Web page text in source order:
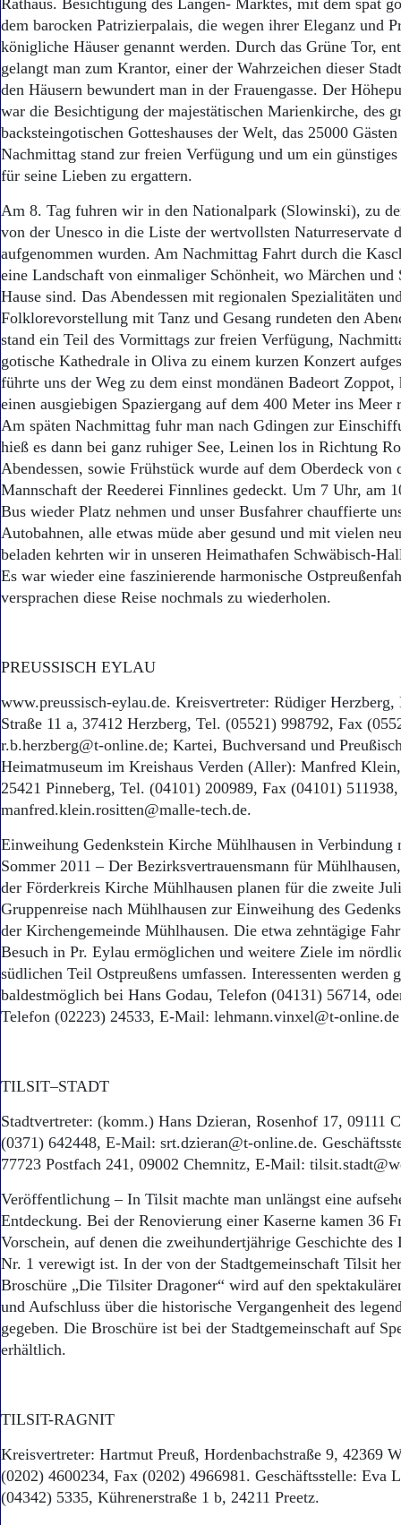
Rathaus. Besichtigung des Langen- Marktes, mit dem spät
dem barocken Patrizierpalais, die wegen ihrer Eleganz und
königliche Häuser genannt werden. Durch das Grüne Tor,
gelangt man zum Krantor, einer der Wahrzeichen dieser
den Häusern bewundert man in der Frauengasse. Der
war die Besichtigung der majestätischen Marienkirche, des
backsteingotischen Gotteshauses der Welt, das 25000
Nachmittag stand zur freien Verfügung und um ein
für seine Lieben zu ergattern.
Am 8. Tag fuhren wir in den Nationalpark (Slowinski), zu
von der Unesco in die Liste der wertvollsten Naturreservate
aufgenommen wurden. Am Nachmittag Fahrt durch die
eine Landschaft von einmaliger Schönheit, wo Märchen und
Hause sind. Das Abendessen mit regionalen Spezialitäten
Folklorevorstellung mit Tanz und Gesang rundeten den
stand ein Teil des Vormittags zur freien Verfügung,
gotische Kathedrale in Oliva zu einem kurzen Konzert
führte uns der Weg zu dem einst mondänen Badeort
einen ausgiebigen Spaziergang auf dem 400 Meter ins Meer
Am späten Nachmittag fuhr man nach Gdingen zur
hieß es dann bei ganz ruhiger See, Leinen los in Richtung
Abendessen, sowie Frühstück wurde auf dem Oberdeck von
Mannschaft der Reederei Finnlines gedeckt. Um 7 Uhr, am
Bus wieder Platz nehmen und unser Busfahrer chauffierte
Autobahnen, alle etwas müde aber gesund und mit vielen
beladen kehrten wir in unseren Heimathafen Schwäbisch-
Es war wieder eine faszinierende harmonische
versprachen diese Reise nochmals zu wiederholen.
PREUSSISCH EYLAU
www.preussisch-eylau.de. Kreisvertreter: Rüdiger Herzberg,
Straße 11 a, 37412 Herzberg, Tel. (05521) 998792, Fax
r.b.herzberg@t-online.de; Kartei, Buchversand und
Heimatmuseum im Kreishaus Verden (Aller): Manfred
25421 Pinneberg, Tel. (04101) 200989, Fax (04101)
manfred.klein.rositten@malle-tech.de.
Einweihung Gedenkstein Kirche Mühlhausen in Verbindung
Sommer 2011 – Der Bezirksvertrauensmann für
der Förderkreis Kirche Mühlhausen planen für die zweite
Gruppenreise nach Mühlhausen zur Einweihung des
der Kirchengemeinde Mühlhausen. Die etwa zehntägige
Besuch in Pr. Eylau ermöglichen und weitere Ziele im
südlichen Teil Ostpreußens umfassen. Interessenten werden
baldestmöglich bei Hans Godau, Telefon (04131) 56714,
Telefon (02223) 24533, E-Mail: lehmann.vinxel@t-
TILSIT–STADT
Stadtvertreter: (komm.) Hans Dzieran, Rosenhof 17, 09111
(0371) 642448, E-Mail: srt.dzieran@t-online.de.
77723 Postfach 241, 09002 Chemnitz, E-Mail:
Veröffentlichung – In Tilsit machte man unlängst eine
Entdeckung. Bei der Renovierung einer Kaserne kamen 36
Vorschein, auf denen die zweihundertjährige Geschichte des
Nr. 1 verewigt ist. In der von der Stadtgemeinschaft Tilsit
Broschüre „Die Tilsiter Dragoner“ wird auf den
und Aufschluss über die historische Vergangenheit des
gegeben. Die Broschüre ist bei der Stadtgemeinschaft auf
erhältlich.
TILSIT-RAGNIT
Kreisvertreter: Hartmut Preuß, Hordenbachstraße 9, 42369
(0202) 4600234, Fax (0202) 4966981. Geschäftsstelle: Eva
(04342) 5335, Kührenerstraße 1 b, 24211 Preetz.